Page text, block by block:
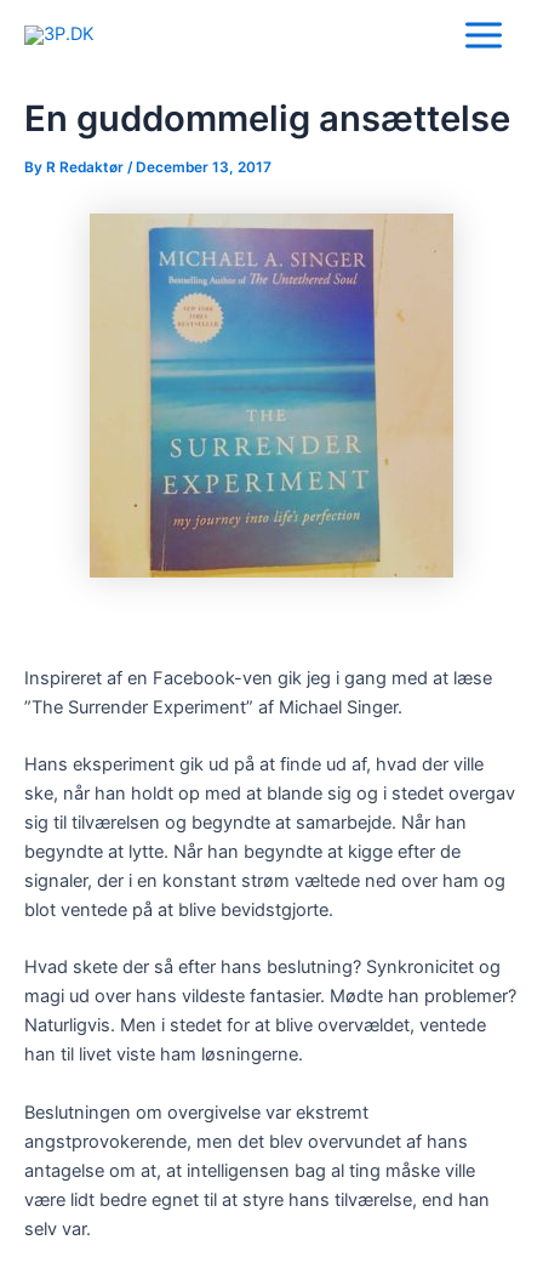
Main
En guddommelig ansættelse
By R Redaktør /December 13, 2017
Inspireret af en Facebook-ven gik jeg i gang med at læse
”The Surrender Experiment” af Michael Singer.
Hans eksperiment gik ud på at finde ud af, hvad der ville
ske, når han holdt op med at blande sig og i stedet overgav
sig til tilværelsen og begyndte at samarbejde. Når han
begyndte at lytte. Når han begyndte at kigge efter de
signaler, der i en konstant strøm væltede ned over ham og
blot ventede på at blive bevidstgjorte.
Hvad skete der så efter hans beslutning? Synkronicitet og
magi ud over hans vildeste fantasier. Mødte han problemer?
Naturligvis. Men i stedet for at blive overvældet, ventede
han til livet viste ham løsningerne.
Beslutningen om overgivelse var ekstremt
angstprovokerende, men det blev overvundet af hans
antagelse om at, at intelligensen bag al ting måske ville
være lidt bedre egnet til at styre hans tilværelse, end han
selv var.
navigation